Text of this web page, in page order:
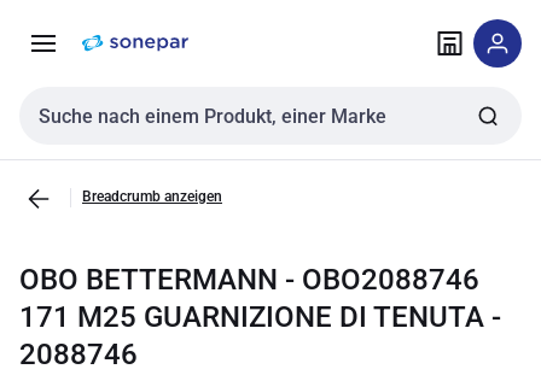
NavigationInhalt
Sucheingabe
Breadcrumb anzeigen
OBO BETTERMANN - OBO2088746
171 M25 GUARNIZIONE DI TENUTA -
2088746